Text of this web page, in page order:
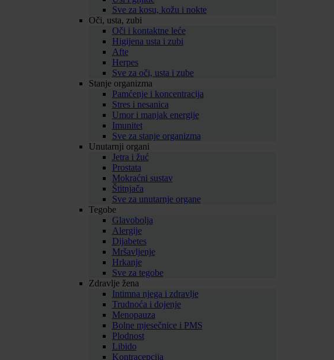
Sve za kosu, kožu i nokte
Oči, usta, zubi
Oči i kontaktne leće
Higijena usta i zubi
Afte
Herpes
Sve za oči, usta i zube
Stanje organizma
Pamćenje i koncentracija
Stres i nesanica
Umor i manjak energije
Imunitet
Sve za stanje organizma
Unutarnji organi
Jetra i žuć
Prostata
Mokraćni sustav
Štitnjača
Sve za unutarnje organe
Tegobe
Glavobolja
Alergije
Dijabetes
Mršavljenje
Hrkanje
Sve za tegobe
Zdravlje žena
Intimna njega i zdravlje
Trudnoća i dojenje
Menopauza
Bolne mjesečnice i PMS
Plodnost
Libido
Kontracepcija